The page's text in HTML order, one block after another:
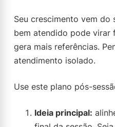
Seu crescimento vem do
bem atendido pode virar
gera mais referências.
atendimento isolado.
Use este plano pós-
Ideia principal: